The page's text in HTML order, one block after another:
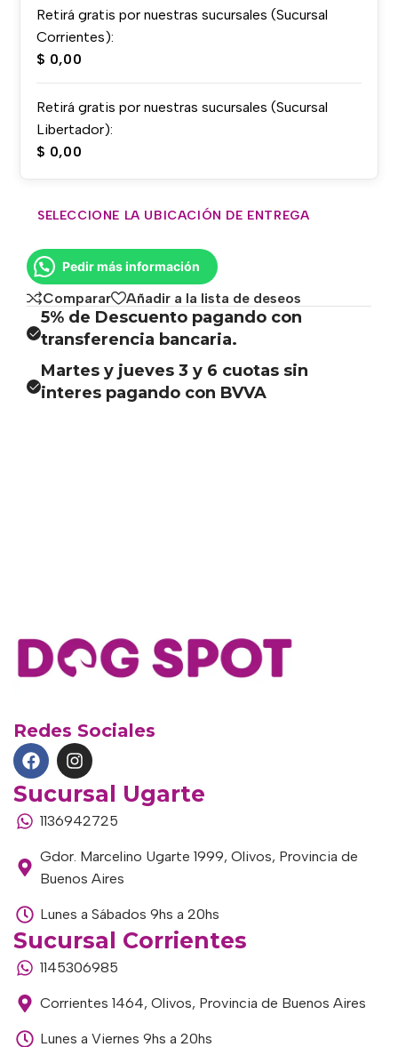
Retirá gratis por nuestras sucursales (Sucursal
Corrientes):
$ 0,00
Retirá gratis por nuestras sucursales (Sucursal
Libertador):
$ 0,00
SELECCIONE LA UBICACIÓN DE ENTREGA
Pedir más información
Comparar Añadir a la lista de deseos
5% de Descuento pagando con
transferencia bancaria.
Martes y jueves 3 y 6 cuotas sin
interes pagando con BVVA
Redes Sociales
Sucursal Ugarte
1136942725
Gdor. Marcelino Ugarte 1999, Olivos, Provincia de
Buenos Aires
Lunes a Sábados 9hs a 20hs
Sucursal Corrientes
1145306985
Corrientes 1464, Olivos, Provincia de Buenos Aires
Lunes a Viernes 9hs a 20hs